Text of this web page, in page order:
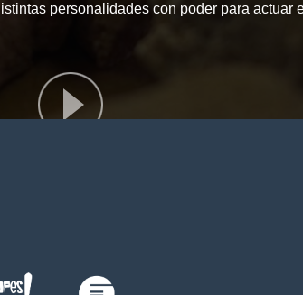
personalidades con poder para actuar